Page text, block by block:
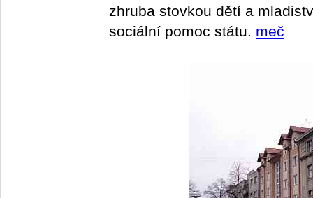
zhruba stovkou dětí a
sociální pomoc státu. meč